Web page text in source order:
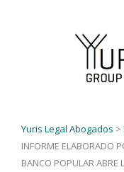
Yuris Legal Abogados >
INFORME ELABORADO
BANCO POPULAR ABRE